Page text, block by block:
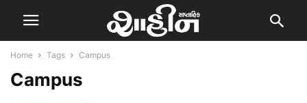
Home Tags Campus
Campus